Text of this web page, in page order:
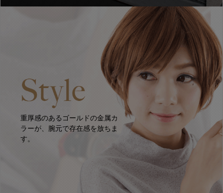
重厚感のあるゴールドの金属カ
ラーが、腕元で存在感を放ちま
す。